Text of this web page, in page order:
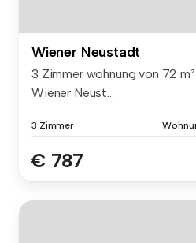
Wiener Neustadt
3 Zimmer wohnung von 72
Wiener Neust...
3 Zimmer
€ 787